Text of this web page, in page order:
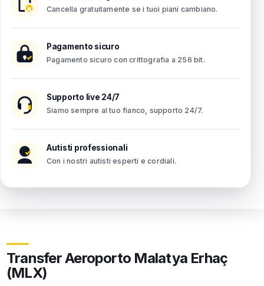
Cancella gratuitamente se i tuoi piani cambiano.
Pagamento sicuro
Pagamento sicuro con crittografia a 256 bit.
Supporto live 24/7
Siamo sempre al tuo fianco, supporto 24/7.
Autisti professionali
Con i nostri autisti esperti e cordiali.
Transfer Aeroporto Malatya Erhaç
(MLX)